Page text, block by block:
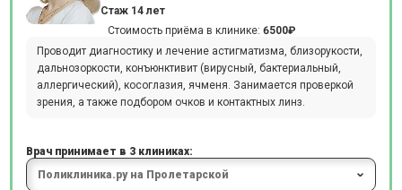
Стаж 14 лет
Стоимость приёма в клинике: 6500₽
Проводит диагностику и лечение астигматизма, близорукости,
дальнозоркости, конъюнктивит (вирусный, бактериальный,
аллергический), косоглазия, ячменя. Занимается проверкой
зрения, а также подбором очков и контактных линз.
Врач принимает в 3 клиниках: